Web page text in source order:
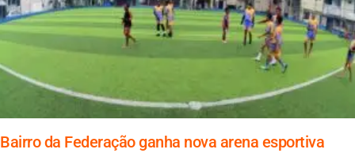
Bairro da Federação ganha nova arena esportiva